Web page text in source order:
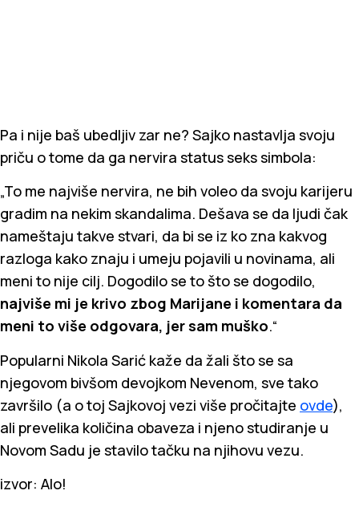
Pa i nije baš ubedljiv zar ne? Sajko nastavlja svoju
priču o tome da ga nervira status seks simbola:
„To me najviše nervira, ne bih voleo da svoju karijeru
gradim na nekim skandalima. Dešava se da ljudi čak
nameštaju takve stvari, da bi se iz ko zna kakvog
razloga kako znaju i umeju pojavili u novinama, ali
meni to nije cilj. Dogodilo se to što se dogodilo,
najviše mi je krivo zbog Marijane i komentara da
meni to više odgovara, jer sam muško.“
Popularni Nikola Sarić kaže da žali što se sa
njegovom bivšom devojkom Nevenom, sve tako
završilo (a o toj Sajkovoj vezi više pročitajte ovde),
ali prevelika količina obaveza i njeno studiranje u
Novom Sadu je stavilo tačku na njihovu vezu.
izvor: Alo!